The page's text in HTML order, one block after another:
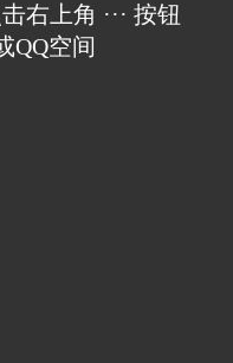
右上角 ··· 按钮
QQ空间